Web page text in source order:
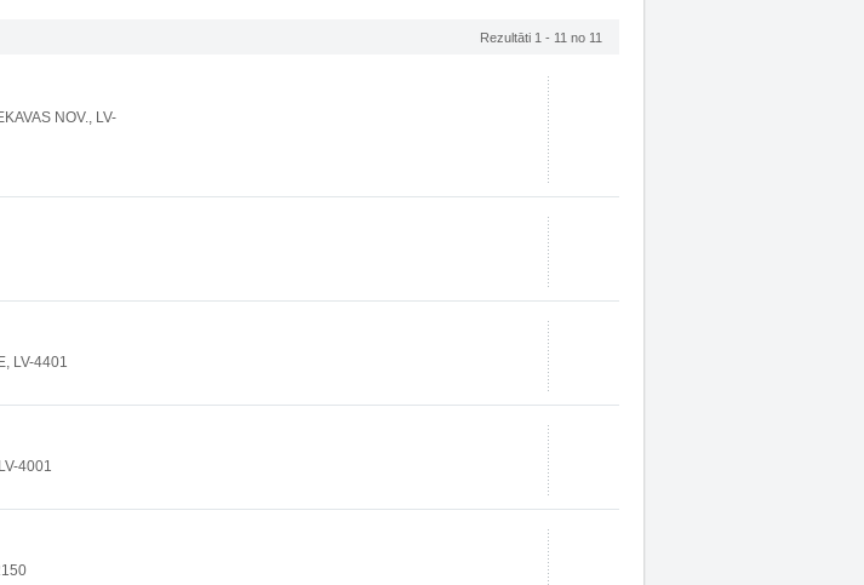
Rezultāti 1 - 11 no 11
NOV., LV-
LV-4401
4001